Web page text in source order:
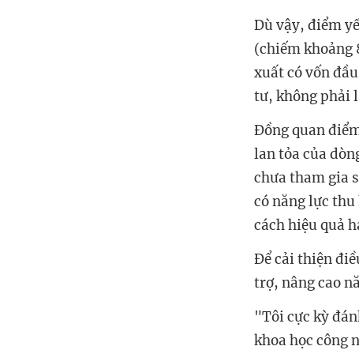
Dù vậy, điểm
(chiếm khoảng
xuất có vốn
tư, không phải
Đồng quan
lan tỏa của
chưa tham gia
có năng lực
cách hiệu quả
Để cải thiện
trợ, nâng cao
"Tôi cực kỳ
khoa học công